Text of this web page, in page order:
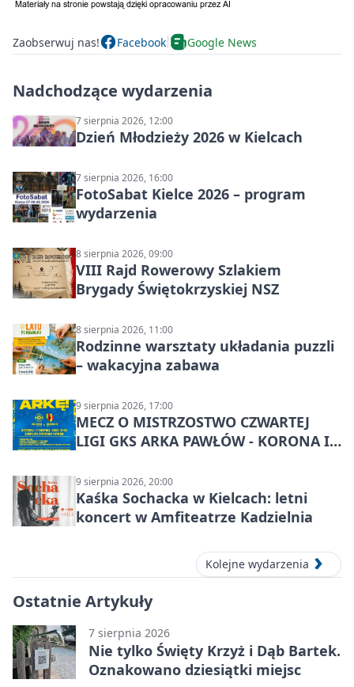
Zaobserwuj nas! Facebook Google News
Nadchodzące wydarzenia
7 sierpnia 2026, 12:00
Dzień Młodzieży 2026 w Kielcach
7 sierpnia 2026, 16:00
FotoSabat Kielce 2026 – program
wydarzenia
8 sierpnia 2026, 09:00
VIII Rajd Rowerowy Szlakiem
Brygady Świętokrzyskiej NSZ
8 sierpnia 2026, 11:00
Rodzinne warsztaty układania puzzli
– wakacyjna zabawa
9 sierpnia 2026, 17:00
MECZ O MISTRZOSTWO CZWARTEJ
LIGI GKS ARKA PAWŁÓW - KORONA III
9 sierpnia 2026, 20:00
Kaśka Sochacka w Kielcach: letni
koncert w Amfiteatrze Kadzielnia
Kolejne wydarzenia
Ostatnie Artykuły
7 sierpnia 2026
Nie tylko Święty Krzyż i Dąb Bartek.
Oznakowano dziesiątki miejsc